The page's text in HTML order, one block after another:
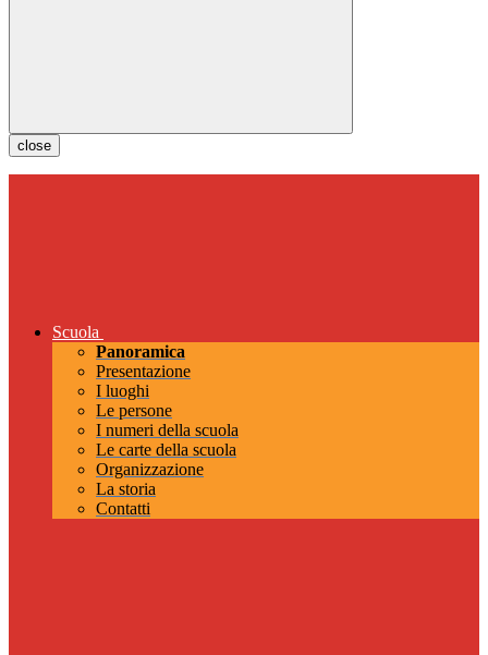
close
Scuola
Panoramica
Presentazione
I luoghi
Le persone
I numeri della scuola
Le carte della scuola
Organizzazione
La storia
Contatti